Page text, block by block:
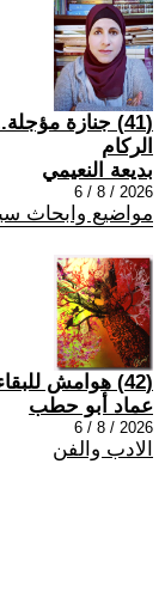
(41) جنازة
الركام
بديعة النعيمي
2026 / 8 / 6
مواضيع وابحاث
(42) هوامش للبقاء
عماد أبو حطب
2026 / 8 / 6
الادب والفن